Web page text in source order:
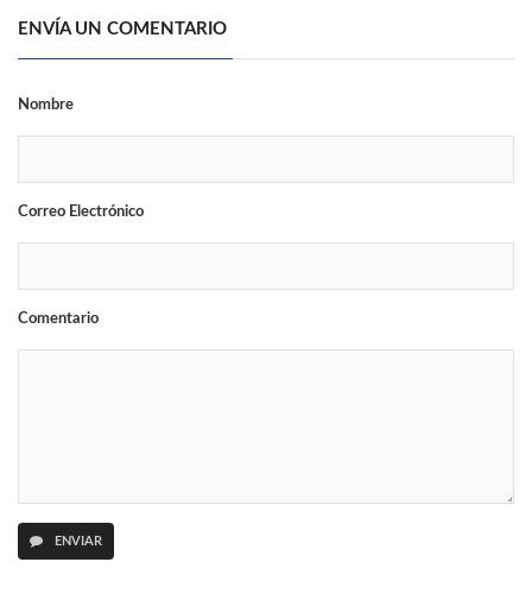
ENVÍA UN COMENTARIO
Nombre
Correo Electrónico
Comentario
ENVIAR